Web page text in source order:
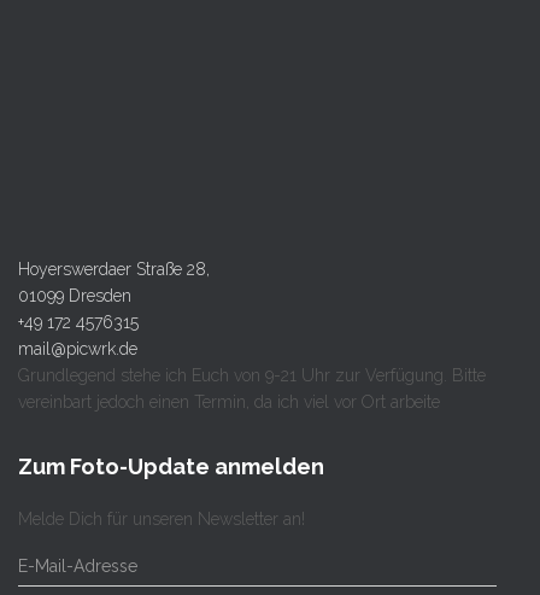
Hoyerswerdaer Straße 28,
01099 Dresden
+49 172 4576315
mail@picwrk.de
Grundlegend stehe ich Euch von 9-21 Uhr zur Verfügung. Bitte
vereinbart jedoch einen Termin, da ich viel vor Ort arbeite
Zum Foto-Update anmelden
Melde Dich für unseren Newsletter an!
E
-